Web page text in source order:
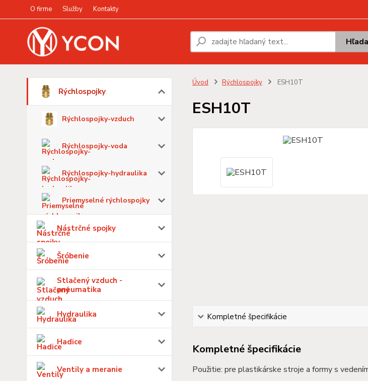
O firme Služby Kontakty
Rýchlospojky
Rýchlospojky-vzduch
Rýchlospojky-voda
Rýchlospojky-hydraulika
Priemyselné rýchlospojky
Nástrčné spojky
Šróbenie
Stlačený vzduch -
pneumatika
Hydraulika
Hadice
Ventily a meranie
Úvod Rýchlospojky ESH10T
ESH10T
Kompletné špecifikácie
Kompletné špecifikácie
Použitie: pre plastikárske stroje a formy s